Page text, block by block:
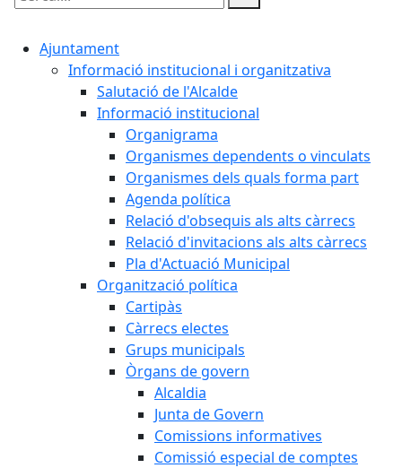
Cercar:
Ajuntament
Informació institucional i organitzativa
Salutació de l'Alcalde
Informació institucional
Organigrama
Organismes dependents o vinculats
Organismes dels quals forma part
Agenda política
Relació d'obsequis als alts càrrecs
Relació d'invitacions als alts càrrecs
Pla d'Actuació Municipal
Organització política
Cartipàs
Càrrecs electes
Grups municipals
Òrgans de govern
Alcaldia
Junta de Govern
Comissions informatives
Comissió especial de comptes